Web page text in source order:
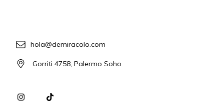
hola@demiracolo.com
Gorriti 4758, Palermo Soho